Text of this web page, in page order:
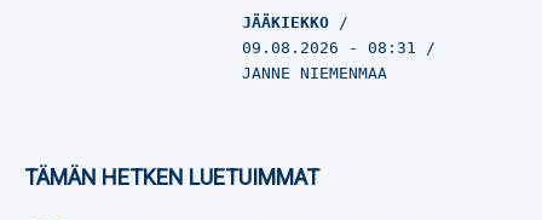
JÄÄKIEKKO
09.08.2026 - 08:31
JANNE NIEMENMAA
TÄMÄN HETKEN LUETUIMMAT